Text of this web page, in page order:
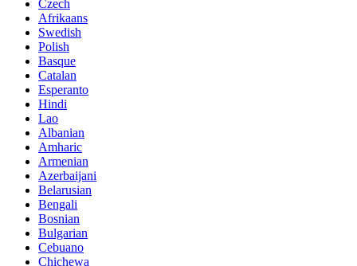
Czech
Afrikaans
Swedish
Polish
Basque
Catalan
Esperanto
Hindi
Lao
Albanian
Amharic
Armenian
Azerbaijani
Belarusian
Bengali
Bosnian
Bulgarian
Cebuano
Chichewa